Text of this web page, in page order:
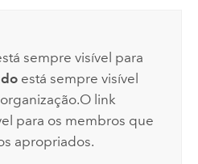
sempre visível para
está sempre visível
O link
para os membros que
apropriados.